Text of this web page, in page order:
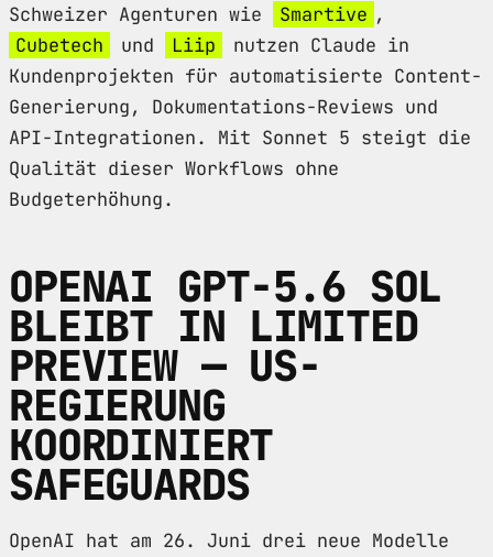
Schweizer Agenturen wie Smartive ,
Cubetech
und Liip
nutzen Claude in
Kundenprojekten für automatisierte Content-
Generierung, Dokumentations-Reviews und
API-Integrationen. Mit Sonnet 5 steigt die
Qualität dieser Workflows ohne
Budgeterhöhung.
OPENAI GPT-5.6 SOL
BLEIBT IN LIMITED
PREVIEW — US-
REGIERUNG
KOORDINIERT
SAFEGUARDS
OpenAI hat am 26. Juni drei neue Modelle